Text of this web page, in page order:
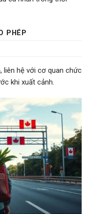
PHÉP
liên hệ với cơ quan chức
khi xuất cảnh.